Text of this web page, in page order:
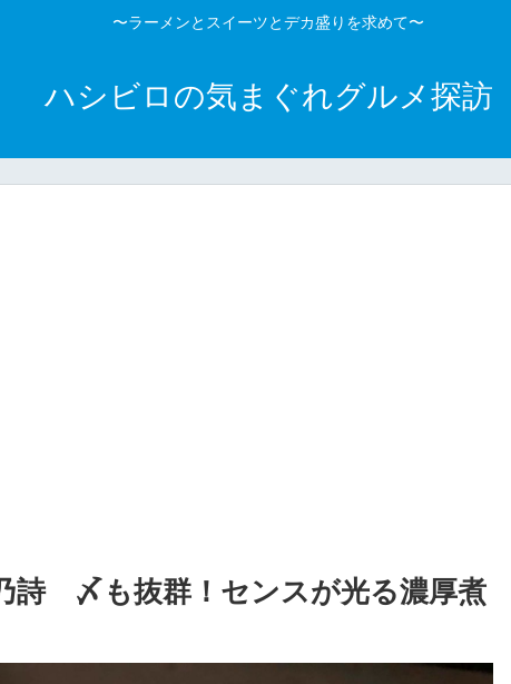
〜ラーメンとスイーツとデカ盛りを求めて〜
ハシビロの気まぐれグルメ探訪
詩 〆も抜群！センスが光る濃厚煮